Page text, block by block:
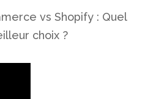
vs Shopify : Quel
choix ?